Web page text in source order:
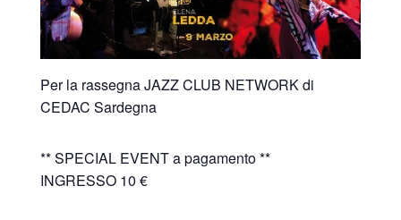
Per la rassegna JAZZ CLUB NETWORK di
CEDAC Sardegna
** SPECIAL EVENT a pagamento **
INGRESSO 10 €